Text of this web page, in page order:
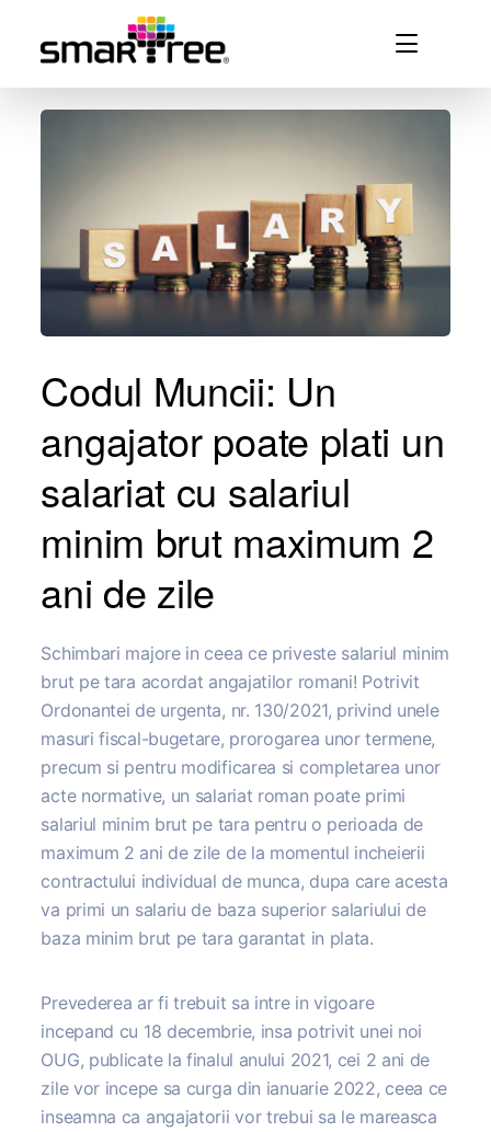
Codul Muncii: Un
angajator poate plati un
salariat cu salariul
minim brut maximum 2
ani de zile
Schimbari majore in ceea ce priveste salariul minim
brut pe tara acordat angajatilor romani! Potrivit
Ordonantei de urgenta, nr. 130/2021, privind unele
masuri fiscal-bugetare, prorogarea unor termene,
precum si pentru modificarea si completarea unor
acte normative, un salariat roman poate primi
salariul minim brut pe tara pentru o perioada de
maximum 2 ani de zile de la momentul incheierii
contractului individual de munca, dupa care acesta
va primi un salariu de baza superior salariului de
baza minim brut pe tara garantat in plata.
Prevederea ar fi trebuit sa intre in vigoare
incepand cu 18 decembrie, insa potrivit unei noi
OUG, publicate la finalul anului 2021, cei 2 ani de
zile vor incepe sa curga din ianuarie 2022, ceea ce
inseamna ca angajatorii vor trebui sa le mareasca